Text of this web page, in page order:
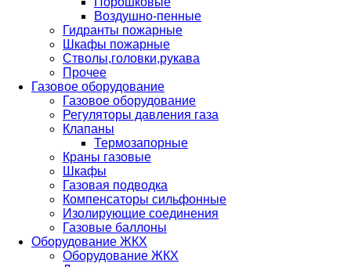
Воздушно-пенные
Гидранты пожарные
Шкафы пожарные
Стволы,головки,рукава
Прочее
Газовое оборудование
Газовое оборудование
Регуляторы давления газа
Клапаны
Термозапорные
Краны газовые
Шкафы
Газовая подводка
Компенсаторы сильфонные
Изолирующие соединения
Газовые баллоны
Оборудование ЖКХ
Оборудование ЖКХ